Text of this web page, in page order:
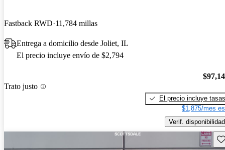
Fastback RWD 11,784 millas
Entrega a domicilio desde Joliet, IL
El precio incluye envío de $2,794
Trato justo
El precio incluye tasas
$1,875/mes
Verif. disponibilidad